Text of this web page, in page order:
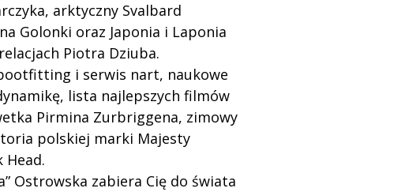
arktyczny Svalbard
Golonki oraz Japonia i Laponia
Piotra Dziuba.
i serwis nart, naukowe
lista najlepszych filmów
Pirmina Zurbriggena, zimowy
polskiej marki Majesty
Ostrowska zabiera Cię do świata